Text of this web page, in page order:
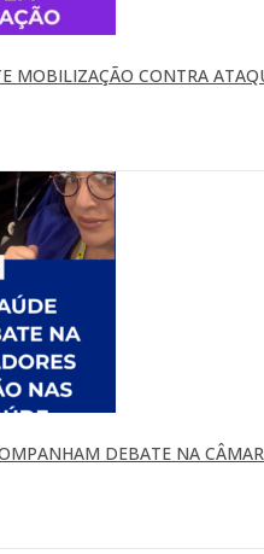
MOBILIZAÇÃO CONTRA
DEBATE NA